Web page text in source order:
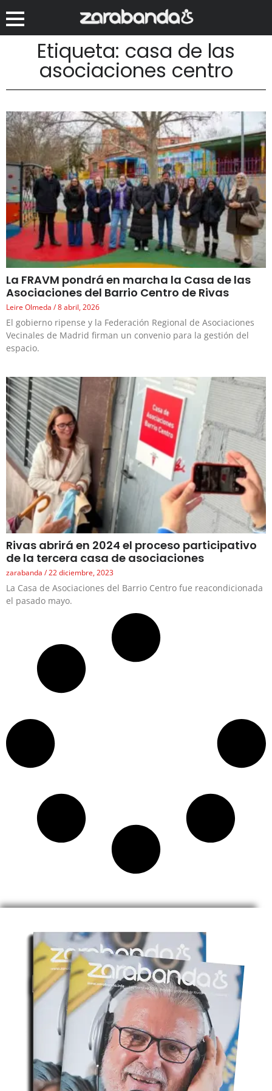
Etiqueta: casa de las
asociaciones centro
La FRAVM pondrá en marcha la Casa de las
Asociaciones del Barrio Centro de Rivas
Leire Olmeda 8 abril, 2026
El gobierno ripense y la Federación Regional de Asociaciones
Vecinales de Madrid firman un convenio para la gestión del
espacio.
Rivas abrirá en 2024 el proceso participativo
de la tercera casa de asociaciones
zarabanda 22 diciembre, 2023
La Casa de Asociaciones del Barrio Centro fue reacondicionada
el pasado mayo.